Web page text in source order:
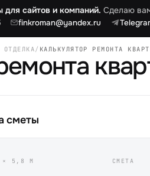
для сайтов и компаний. Сделаю
finkroman@yandex.ru
ОТДЕЛКА/ КАЛЬКУЛЯТОР РЕМОНТА
сметы
× 5,8 М СМЕТА